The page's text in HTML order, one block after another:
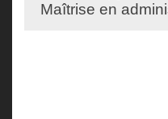
Maîtrise en